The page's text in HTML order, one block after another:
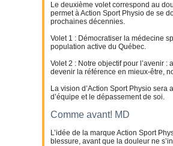
Le deuxième volet correspond au
permet à Action Sport Physio de se
prochaines décennies.
Volet 1 : Démocratiser la médecine
population active du Québec.
Volet 2 : Notre objectif pour l’avenir
devenir la référence en mieux-être,
La vision d’Action Sport Physio
d’équipe et le dépassement de soi.
Comme avant! MD
L’idée de la marque Action Sport
blessure, avant que la douleur ne